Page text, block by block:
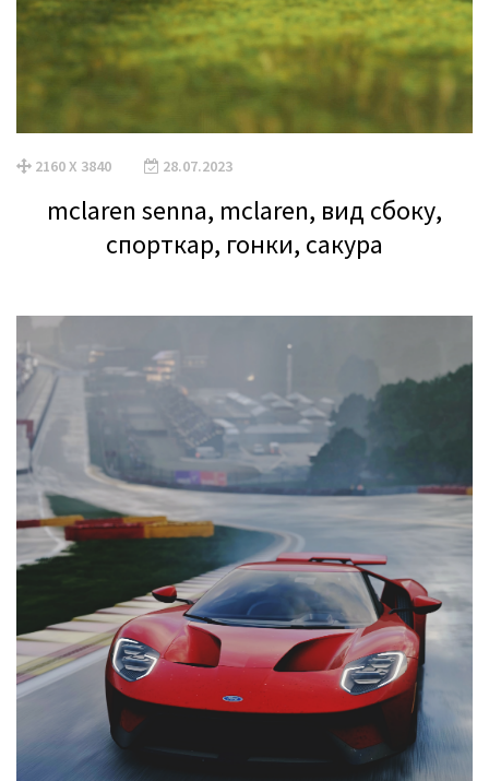
2160 X 3840 28.07.2023
mclaren senna, mclaren, вид сбоку,
спорткар, гонки, сакура